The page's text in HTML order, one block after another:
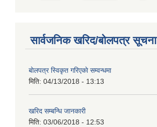
सार्वजनिक खरिद/बोलपत्र सूचना
बाेलपत्र स्विकृत गरिएकाे सम्वन्धमा
मिति: 04/13/2018 - 13:13
खरिद सम्बन्धि जानकारी
मिति: 03/06/2018 - 12:53